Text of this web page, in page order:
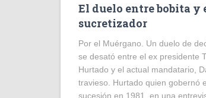
El duelo entre bobita y
sucretizador
Por el Muérgano. Un duelo de
se desató entre el ex presidente
Hurtado y el actual mandatario,
travieso. Hurtado quien gobernó
sucesión en 1981, en una